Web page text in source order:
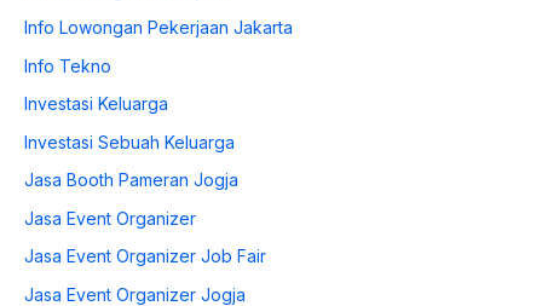
Info Lowongan Pekerjaan Jakarta
Info Tekno
Investasi Keluarga
Investasi Sebuah Keluarga
Jasa Booth Pameran Jogja
Jasa Event Organizer
Jasa Event Organizer Job Fair
Jasa Event Organizer Jogja